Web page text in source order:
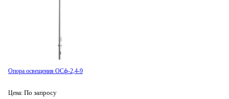
Опора освещения ОСф-2,4-9
Цена: По запросу